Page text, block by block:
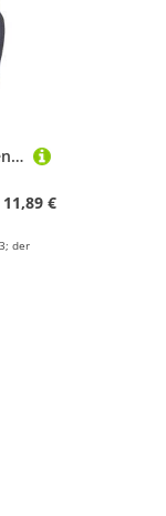
LLINthy 1 Paar Gewicht Hebensbänder Kreuzheben Fitnesszubehör Gewichtheber Für Männer Frau
11,89 €
der